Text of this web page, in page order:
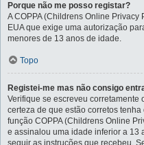
Porque não me posso registar?
A COPPA (Childrens Online
EUA que exige uma autorização
menores de 13 anos de idade.
Topo
Registei-me mas não consigo
Verifique se escreveu corretamente
certeza de que estão corretos
função COPPA (Childrens Online
e assinalou uma idade inferior a 13
seguir as instruções que recebeu.